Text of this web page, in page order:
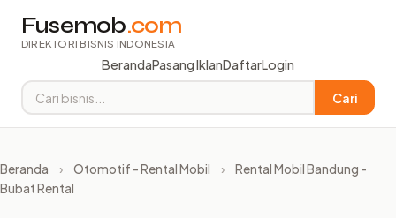
Fusemob.com
DIREKTORI BISNIS INDONESIA
BerandaPasang IklanDaftarLogin
Cari
Beranda › Otomotif - Rental Mobil ›
Rental Mobil Bandung -
Bubat Rental